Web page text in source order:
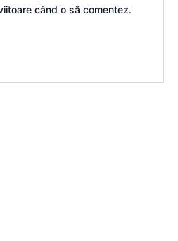
când o să comentez.